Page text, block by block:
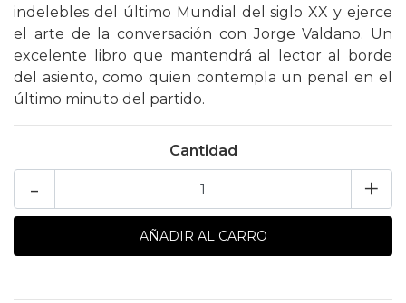
indelebles del último Mundial del siglo XX y ejerce
el arte de la conversación con Jorge Valdano. Un
excelente libro que mantendrá al lector al borde
del asiento, como quien contempla un penal en el
último minuto del partido.
Cantidad
- +